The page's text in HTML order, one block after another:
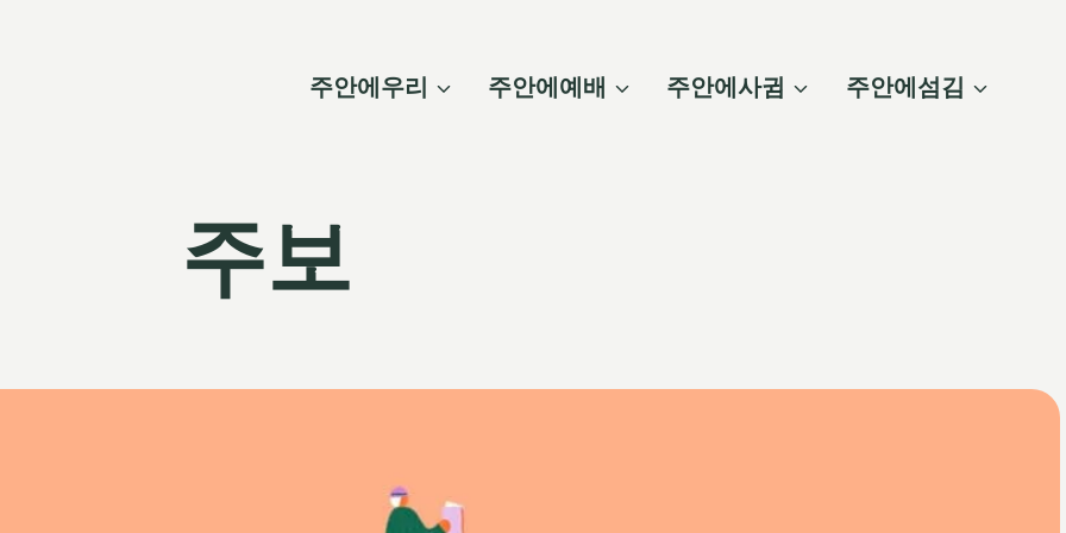
주안에우리 주안에예배 주안에사귐 주안에섬김
주보